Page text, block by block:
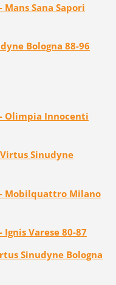
Sana Sapori
Bologna 88-96
Olimpia Innocenti
Virtus Sinudyne
Mobilquattro Milano
Varese 80-87
Sinudyne Bologna